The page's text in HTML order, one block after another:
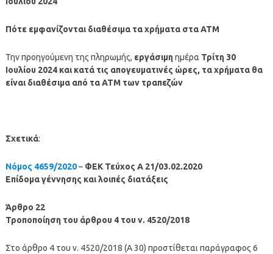
Πότε εμφανίζονται διαθέσιμα τα χρήματα στα ΑΤΜ
Την προηγούμενη της πληρωμής, εργάσιμηημέρα Τρίτη 30
Ιουλίου 2024και κατά τις απογευματινές ώρες, τα χρήματα θα
είναι διαθέσιμα από τα ΑΤΜ των τραπεζών
Σχετικά:
Νόμος 4659/2020– ΦΕΚ Τεύχος A 21/03.02.2020
Επίδομα γέννησης και λοιπές διατάξεις
Άρθρο 22
Τροποποίηση του άρθρου 4 του ν. 4520/2018
Στο άρθρο 4 του ν. 4520/2018 (Α 30) προστίθεται παράγραφος 6